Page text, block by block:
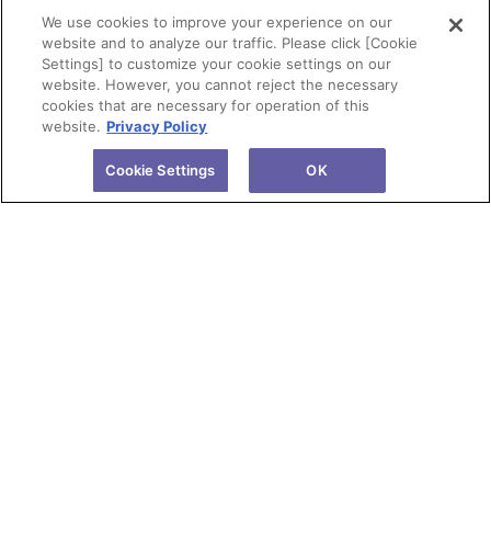
We use cookies to improve your experience on our
website and to analyze our traffic. Please click [Cookie
Settings] to customize your cookie settings on our
website. However, you cannot reject the necessary
cookies that are necessary for operation of this
website. Privacy Policy
Cookie Settings OK